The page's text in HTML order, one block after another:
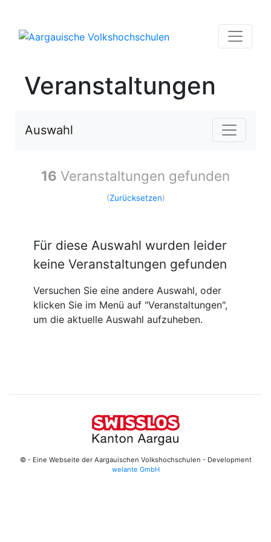
Veranstaltungen
Auswahl
16 Veranstaltungen gefunden
(Zurücksetzen)
Für diese Auswahl wurden leider
keine Veranstaltungen gefunden
Versuchen Sie eine andere Auswahl, oder
klicken Sie im Menü auf "Veranstaltungen",
um die aktuelle Auswahl aufzuheben.
© - Eine Webseite der Aargauischen Volkshochschulen - Development
welante GmbH